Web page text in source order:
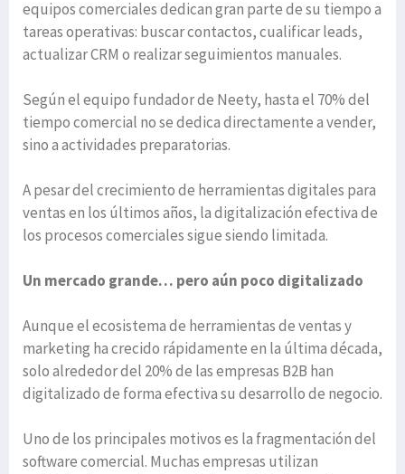
equipos comerciales dedican gran parte de su tiempo a
tareas operativas: buscar contactos, cualificar leads,
actualizar CRM o realizar seguimientos manuales.
Según el equipo fundador de Neety, hasta el 70% del
tiempo comercial no se dedica directamente a vender,
sino a actividades preparatorias.
A pesar del crecimiento de herramientas digitales para
ventas en los últimos años, la digitalización efectiva de
los procesos comerciales sigue siendo limitada.
Un mercado grande… pero aún poco digitalizado
Aunque el ecosistema de herramientas de ventas y
marketing ha crecido rápidamente en la última década,
solo alrededor del 20% de las empresas B2B han
digitalizado de forma efectiva su desarrollo de negocio.
Uno de los principales motivos es la fragmentación del
software comercial. Muchas empresas utilizan